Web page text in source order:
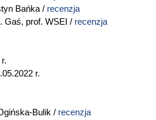
Bańka / recenzja
prof. WSEI / recenzja
r.
Bulik / recenzja